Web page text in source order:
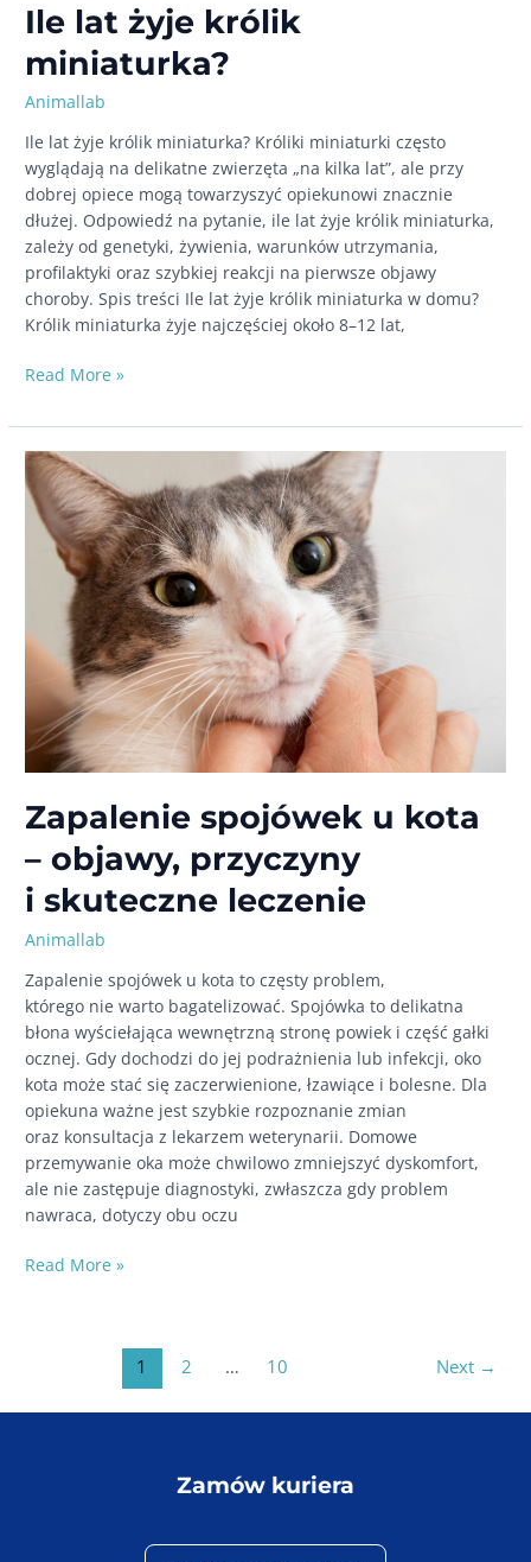
Ile lat żyje królik
miniaturka?
Animallab
Ile lat żyje królik miniaturka? Króliki miniaturki często
wyglądają na delikatne zwierzęta „na kilka lat”, ale przy
dobrej opiece mogą towarzyszyć opiekunowi znacznie
dłużej. Odpowiedź na pytanie, ile lat żyje królik miniaturka,
zależy od genetyki, żywienia, warunków utrzymania,
profilaktyki oraz szybkiej reakcji na pierwsze objawy
choroby. Spis treści Ile lat żyje królik miniaturka w domu?
Królik miniaturka żyje najczęściej około 8–12 lat,
Ile
żyje
królik
miniaturka?
Read More »
Zapalenie spojówek u kota
– objawy, przyczyny
i skuteczne leczenie
Animallab
Zapalenie spojówek u kota to częsty problem,
którego nie warto bagatelizować. Spojówka to delikatna
błona wyściełająca wewnętrzną stronę powiek i część gałki
ocznej. Gdy dochodzi do jej podrażnienia lub infekcji, oko
kota może stać się zaczerwienione, łzawiące i bolesne. Dla
opiekuna ważne jest szybkie rozpoznanie zmian
oraz konsultacja z lekarzem weterynarii. Domowe
przemywanie oka może chwilowo zmniejszyć dyskomfort,
ale nie zastępuje diagnostyki, zwłaszcza gdy problem
nawraca, dotyczy obu oczu
Zapalenie
i skuteczne
Read More »
1 2 … 10 Next →
Zamów kuriera